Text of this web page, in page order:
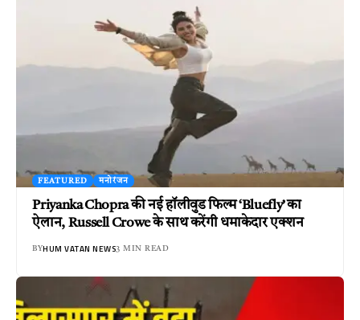
FEATURED मनोरंजन
Priyanka Chopra की नई हॉलीवुड फिल्म ‘Bluefly’ का
ऐलान, Russell Crowe के साथ करेंगी धमाकेदार एक्शन
BYHUM VATAN NEWS3 MIN READ